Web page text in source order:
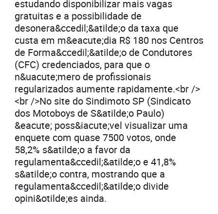
estudando disponibilizar mais vagas
gratuitas e a possibilidade de
desonera&ccedil;&atilde;o da taxa que
custa em m&eacute;dia R$ 180 nos Centros
de Forma&ccedil;&atilde;o de Condutores
(CFC) credenciados, para que o
n&uacute;mero de profissionais
regularizados aumente rapidamente.<br />
<br />No site do Sindimoto SP (Sindicato
dos Motoboys de S&atilde;o Paulo)
&eacute; poss&iacute;vel visualizar uma
enquete com quase 7500 votos, onde
58,2% s&atilde;o a favor da
regulamenta&ccedil;&atilde;o e 41,8%
s&atilde;o contra, mostrando que a
regulamenta&ccedil;&atilde;o divide
opini&otilde;es ainda.